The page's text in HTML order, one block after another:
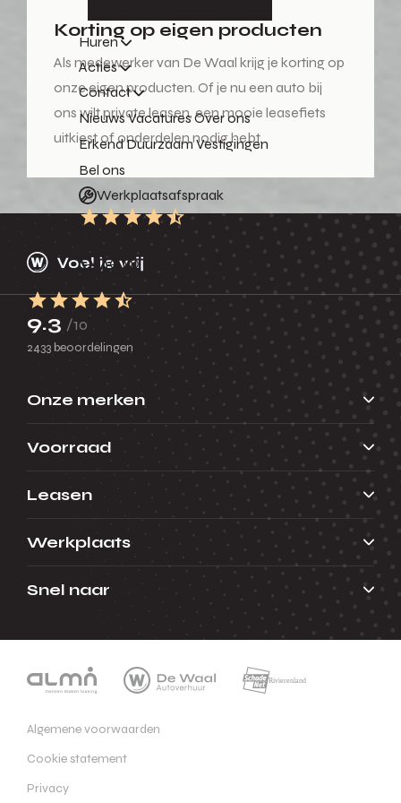
Huren
Acties
Contact
Nieuws VacaturesOver ons
Erkend DuurzaamVestigingen
Bel ons
Werkplaatsafspraak
Korting op eigen producten
Als medewerker van De Waal krijg je korting op
onze eigen producten. Of je nu een auto bij
ons wilt private leasen, een mooie leasefiets
uitkiest of onderdelen nodig hebt.
9.3 /10
2433 beoordelingen
Onze merken
Voorraad
Leasen
Werkplaats
Snel naar
Algemene voorwaarden
Cookie statement
Privacy